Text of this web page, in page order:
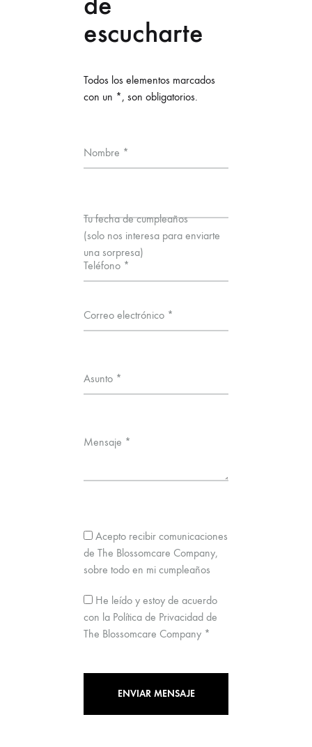
escucharte
Todos los elementos marcados
con un *, son obligatorios.
Nombre *
Tu fecha de cumpleaños
(solo nos interesa para enviarte
una sorpresa)
Teléfono *
Correo electrónico *
Asunto *
Mensaje *
Acepto recibir comunicaciones
de The Blossomcare Company,
sobre todo en mi cumpleaños
He leído y estoy de acuerdo
con la Política de Privacidad de
The Blossomcare Company *